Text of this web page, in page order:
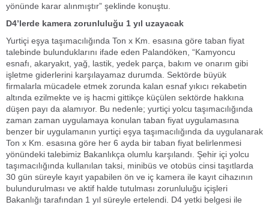
yönünde karar alınmıştır” şeklinde konuştu.
D4’lerde kamera zorunluluğu 1 yıl uzayacak
Yurtiçi eşya taşımacılığında Ton x Km. esasına göre taban fiyat
talebinde bulunduklarını ifade eden Palandöken, “Kamyoncu
esnafı, akaryakıt, yağ, lastik, yedek parça, bakım ve onarım gibi
işletme giderlerini karşılayamaz durumda. Sektörde büyük
firmalarla mücadele etmek zorunda kalan esnaf yıkıcı rekabetin
altında ezilmekte ve iş hacmi gittikçe küçülen sektörde hakkına
düşen payı da alamıyor. Bu nedenle; yurtiçi yolcu taşımacılığında
zaman zaman uygulamaya konulan taban fiyat uygulamasına
benzer bir uygulamanın yurtiçi eşya taşımacılığında da uygulanarak
Ton x Km. esasına göre her 6 ayda bir taban fiyat belirlenmesi
yönündeki talebimiz Bakanlıkça olumlu karşılandı. Şehir içi yolcu
taşımacılığında kullanılan taksi, minibüs ve otobüs cinsi taşıtlarda
30 gün süreyle kayıt yapabilen ön ve iç kamera ile kayıt cihazının
bulundurulması ve aktif halde tutulması zorunluluğu içişleri
Bakanlığı tarafından 1 yıl süreyle ertelendi. D4 yetki belgesi ile